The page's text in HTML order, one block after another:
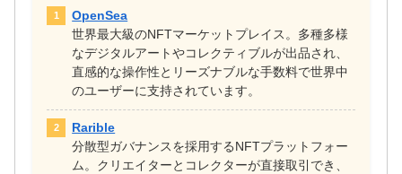
OpenSea
世界最大級のNFTマーケットプレイス。多種多様
なデジタルアートやコレクティブルが出品され、
直感的な操作性とリーズナブルな手数料で世界中
のユーザーに支持されています。
Rarible
分散型ガバナンスを採用するNFTプラットフォー
ム。クリエイターとコレクターが直接取引でき、